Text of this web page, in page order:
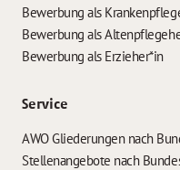
Bewerbung als
Bewerbung als
Bewerbung als Erzieher*in
Service
AWO Gliederungen nach
Stellenangebote nach